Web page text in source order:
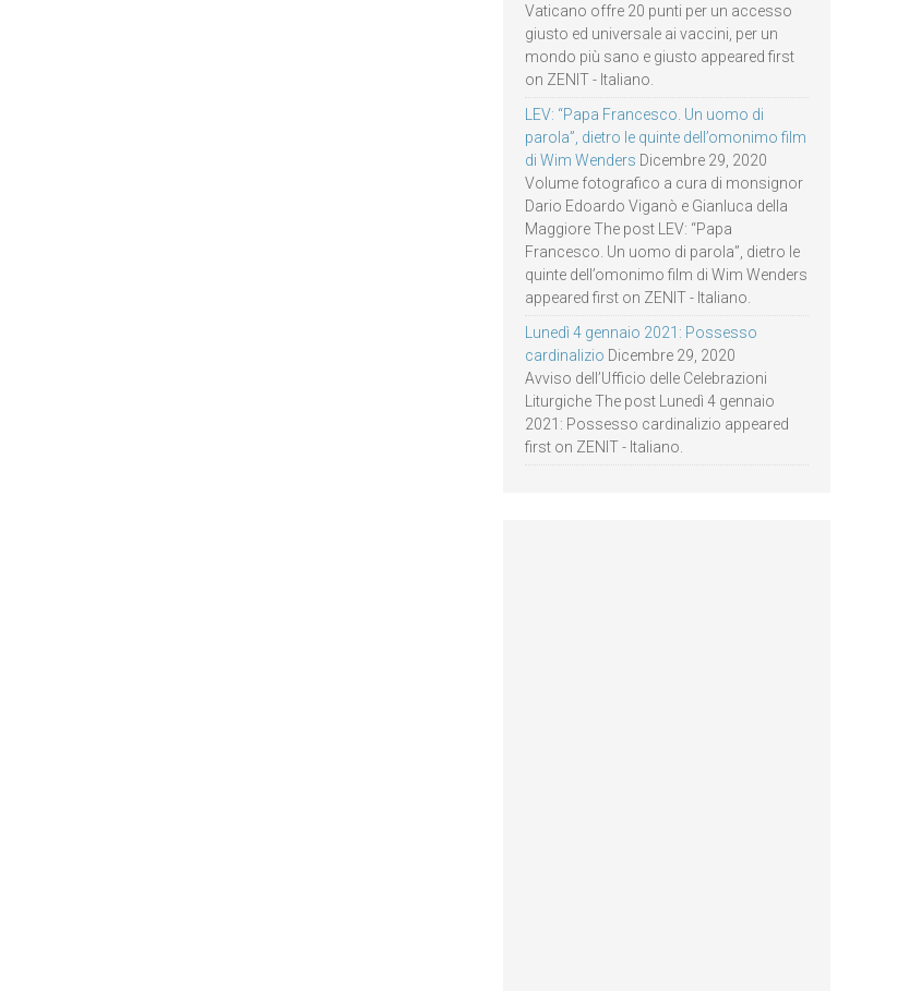
Vaticano offre 20 punti per un accesso
giusto ed universale ai vaccini, per un
mondo più sano e giusto appeared first
on ZENIT - Italiano.
LEV: “Papa Francesco. Un uomo di
parola”, dietro le quinte dell’omonimo film
di Wim Wenders Dicembre 29, 2020
Volume fotografico a cura di monsignor
Dario Edoardo Viganò e Gianluca della
Maggiore The post LEV: “Papa
Francesco. Un uomo di parola”, dietro le
quinte dell’omonimo film di Wim Wenders
appeared first on ZENIT - Italiano.
Lunedì 4 gennaio 2021: Possesso
cardinalizio Dicembre 29, 2020
Avviso dell’Ufficio delle Celebrazioni
Liturgiche The post Lunedì 4 gennaio
2021: Possesso cardinalizio appeared
first on ZENIT - Italiano.